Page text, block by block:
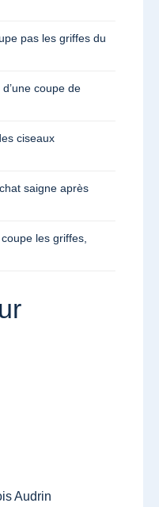
pas les griffes du
coupe de
ciseaux
saigne après
les griffes,
Audrin